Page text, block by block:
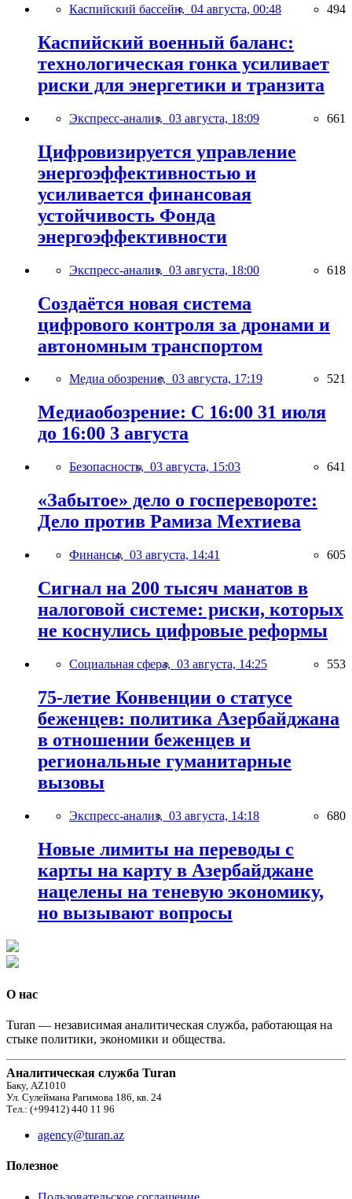
Каспийский бассейн, 04 августа, 00:48 494
Каспийский военный баланс:
технологическая гонка усиливает
риски для энергетики и транзита
Экспресс-анализ, 03 августа, 18:09 661
Цифровизируется управление
энергоэффективностью и
усиливается финансовая
устойчивость Фонда
энергоэффективности
Экспресс-анализ, 03 августа, 18:00 618
Создаётся новая система
цифрового контроля за дронами и
автономным транспортом
Медиа обозрение, 03 августа, 17:19 521
Медиаобозрение: С 16:00 31 июля
до 16:00 3 августа
Безопасность, 03 августа, 15:03 641
«Забытое» дело о госперевороте:
Дело против Рамиза Мехтиева
Финансы, 03 августа, 14:41 605
Сигнал на 200 тысяч манатов в
налоговой системе: риски, которых
не коснулись цифровые реформы
Социальная сфера, 03 августа, 14:25 553
75-летие Конвенции о статусе
беженцев: политика Азербайджана
в отношении беженцев и
региональные гуманитарные
вызовы
Экспресс-анализ, 03 августа, 14:18 680
Новые лимиты на переводы с
карты на карту в Азербайджане
нацелены на теневую экономику,
но вызывают вопросы
О нас
Turan — независимая аналитическая служба, работающая на
стыке политики, экономики и общества.
Аналитическая служба Turan
Баку, AZ1010
Ул. Сулеймана Рагимова 186, кв. 24
Тел.: (+99412) 440 11 96
agency@turan.az
Полезное